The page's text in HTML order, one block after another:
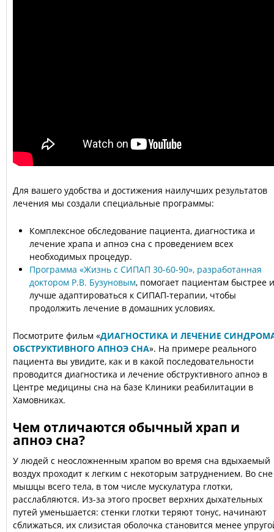
Для вашего удобства и достижения наилучших результатов
лечения мы создали специальные программы:
Комплексное обследование пациента, диагностика и
лечение храпа и апноэ сна с проведением всех
необходимых процедур.
Программа «Жизнь с СИПАП 30-60-90», разработанная
доктором Р.В. Бузуновым, помогает пациентам быстрее и
лучше адаптироваться к СИПАП-терапии, чтобы
продолжить лечение в домашних условиях.
Посмотрите фильм «ДИАГНОСТИКА И ЛЕЧЕНИЕ
ОБСТРУКТИВНОГО АПНОЭ СНА». На примере реального
пациента вы увидите, как и в какой последовательности
проводится диагностика и лечение обструктивного апноэ в
Центре медицины сна на базе Клиники реабилитации в
Хамовниках.
Чем отличаются обычный храп и
апноэ сна?
У людей с неосложненным храпом во время сна вдыхаемый
воздух проходит к легким с некоторым затруднением. Во сне
мышцы всего тела, в том числе мускулатура глотки,
расслабляются. Из-за этого просвет верхних дыхательных
путей уменьшается: стенки глотки теряют тонус, начинают
сближаться, их слизистая оболочка становится менее